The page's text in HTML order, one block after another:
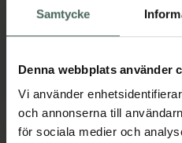
Samtycke
Denna webbplats använder
Vi använder
och annonserna till
för sociala medier och
KöpVi-Siblin 610